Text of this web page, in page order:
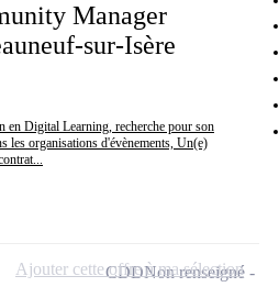
Manager
sur-Isère
en Digital Learning, recherche pour son
les organisations d'évènements, Un(e)
CDDNon renseigné
Ajouter cette offre à ma sélection